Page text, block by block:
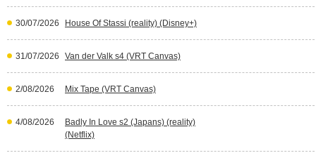
30/07/2026 House Of Stassi (reality) (Disney+)
31/07/2026 Van der Valk s4 (VRT Canvas)
2/08/2026 Mix Tape (VRT Canvas)
4/08/2026
Badly In Love s2 (Japans) (reality)
(Netflix)